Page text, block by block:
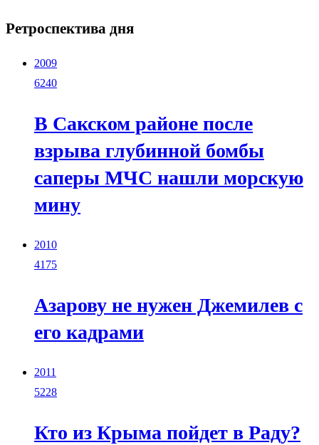
Ретроспектива дня
2009
6240
В Сакском районе после
взрыва глубинной бомбы
саперы МЧС нашли морскую
мину
2010
4175
Азарову не нужен Джемилев с
его кадрами
2011
5228
Кто из Крыма пойдет в Раду?